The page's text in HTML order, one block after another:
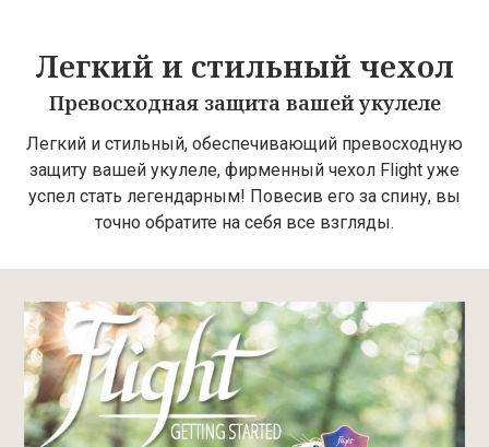
Легкий и стильный чехол
Превосходная защита вашей укулеле
Легкий и стильный, обеспечивающий превосходную
защиту вашей укулеле, фирменный чехол Flight уже
успел стать легендарным! Повесив его за спину, вы
точно обратите на себя все взгляды.